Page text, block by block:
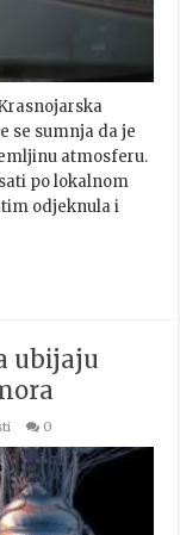
se sumnja da je
atmosferu.
po lokalnom
odjeknula i
ubijaju
0